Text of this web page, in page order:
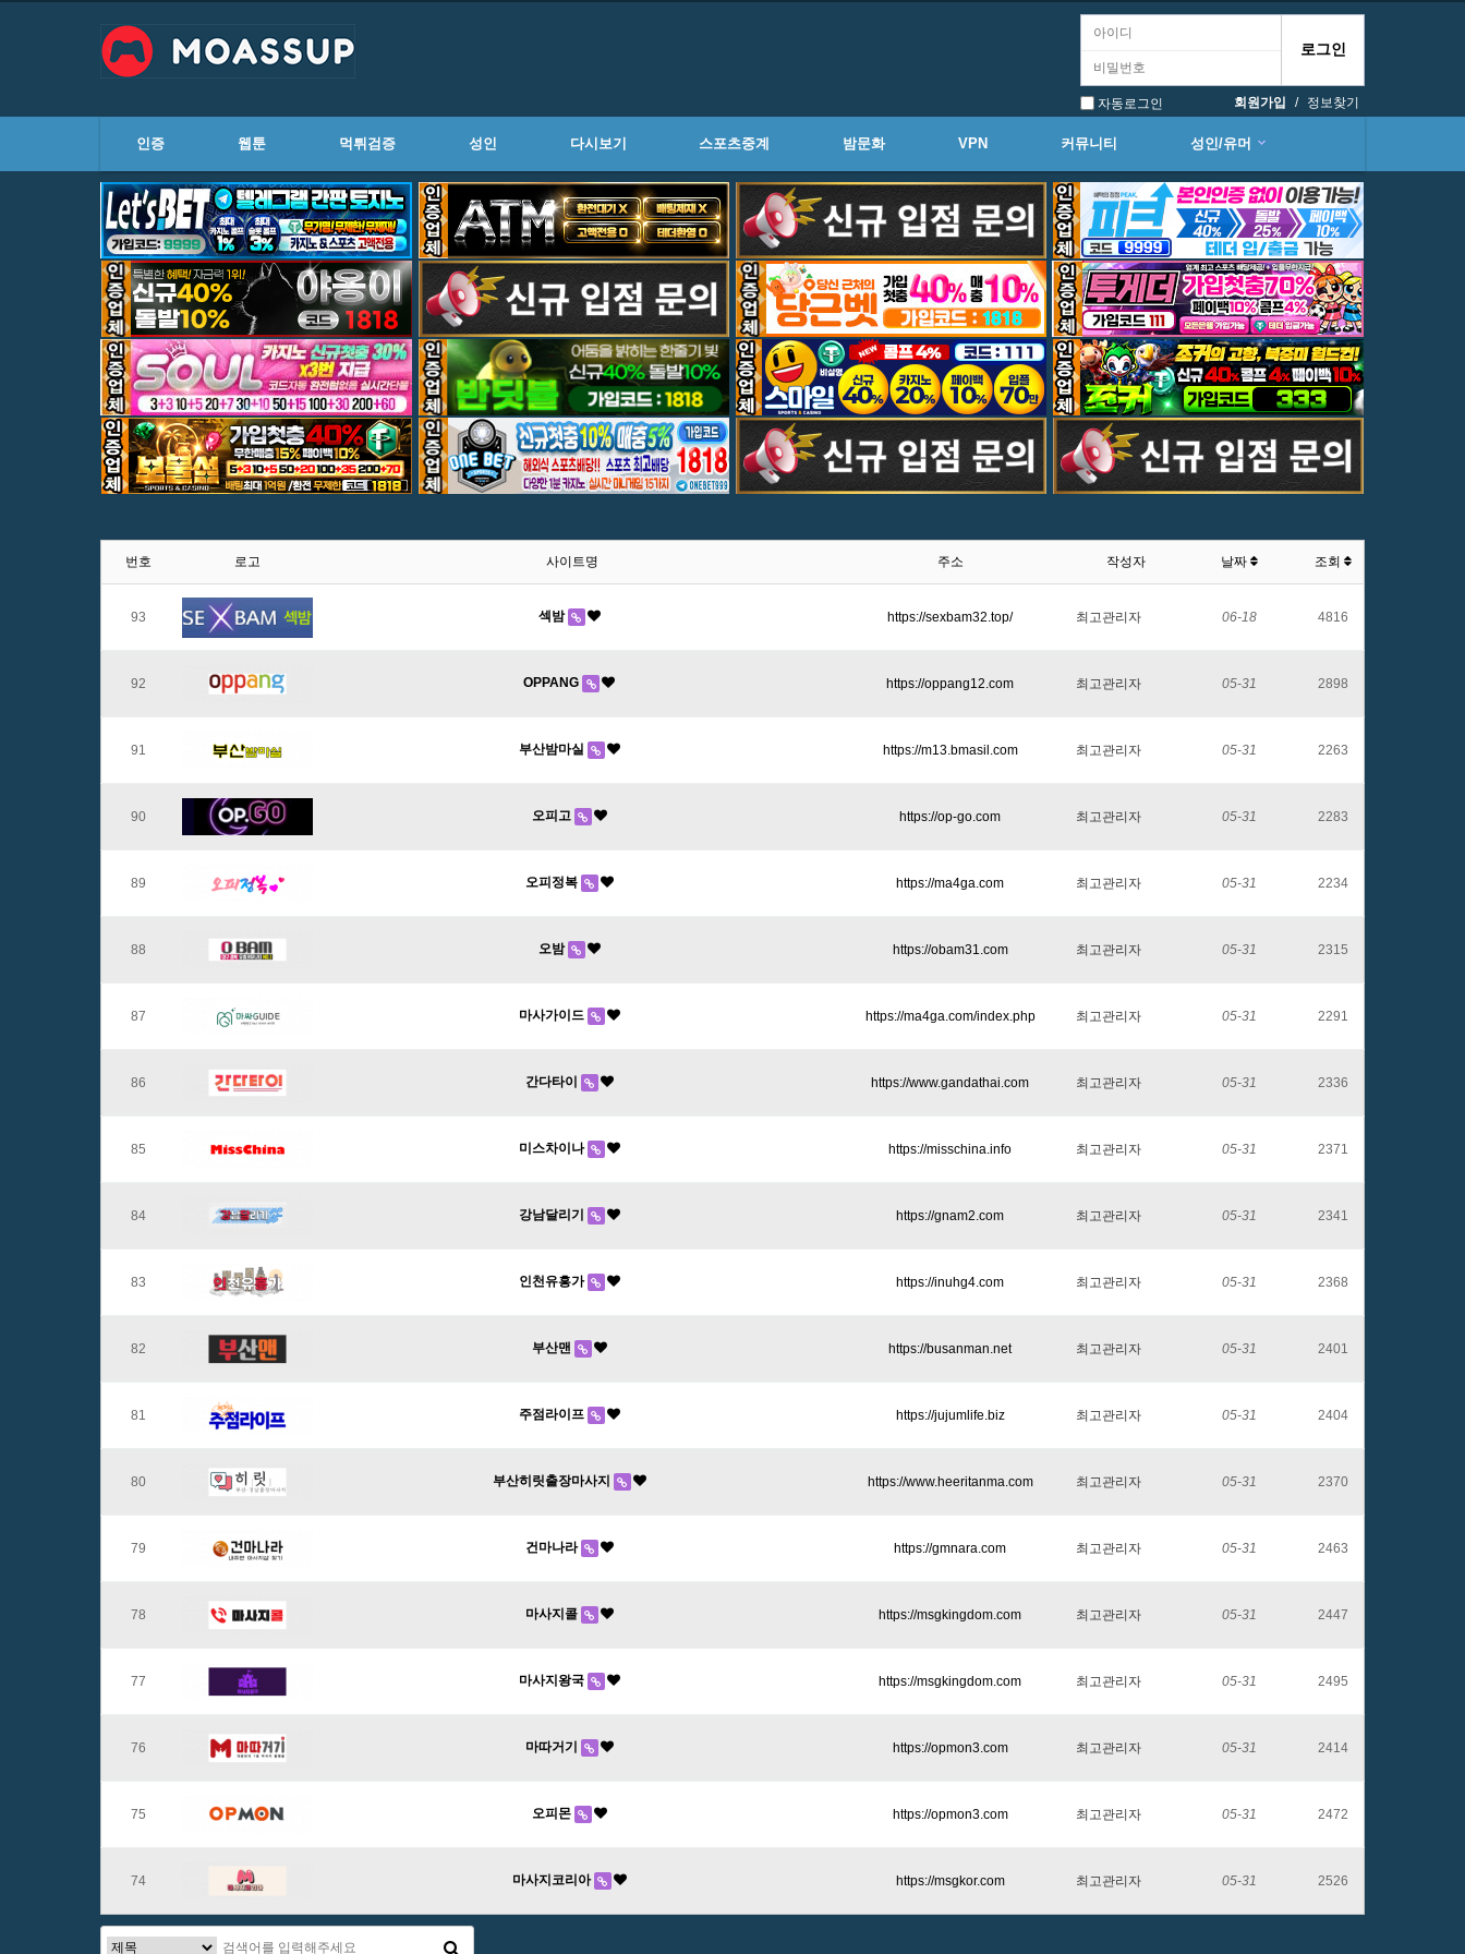
자동로그인 회원가입 / 정보찾기
인증 웹툰 먹튀검증 성인 다시보기 스포츠중계 밤문화 VPN 커뮤니티
성인/유머
번호 로고 사이트명 주소 작성자 날짜 조회
93 섹밤 https://sexbam32.top/ 최고관리자 06-18 4816
92 OPPANG https://oppang12.com 최고관리자 05-31 2898
91 부산밤마실 https://m13.bmasil.com 최고관리자 05-31 2263
90 오피고 https://op-go.com 최고관리자 05-31 2283
89 오피정복 https://ma4ga.com 최고관리자 05-31 2234
88 오밤 https://obam31.com 최고관리자 05-31 2315
87 마사가이드 https://ma4ga.com/index.php 최고관리자 05-31 2291
86 간다타이 https://www.gandathai.com 최고관리자 05-31 2336
85 미스차이나 https://misschina.info 최고관리자 05-31 2371
84 강남달리기 https://gnam2.com 최고관리자 05-31 2341
83 인천유흥가 https://inuhg4.com 최고관리자 05-31 2368
82 부산맨 https://busanman.net 최고관리자 05-31 2401
81 주점라이프 https://jujumlife.biz 최고관리자 05-31 2404
80 부산히릿출장마사지 https://www.heeritanma.com 최고관리자 05-31 2370
79 건마나라 https://gmnara.com 최고관리자 05-31 2463
78 마사지콜 https://msgkingdom.com 최고관리자 05-31 2447
77 마사지왕국 https://msgkingdom.com 최고관리자 05-31 2495
76 마따거기 https://opmon3.com 최고관리자 05-31 2414
75 오피몬 https://opmon3.com 최고관리자 05-31 2472
74 마사지코리아 https://msgkor.com 최고관리자 05-31 2526